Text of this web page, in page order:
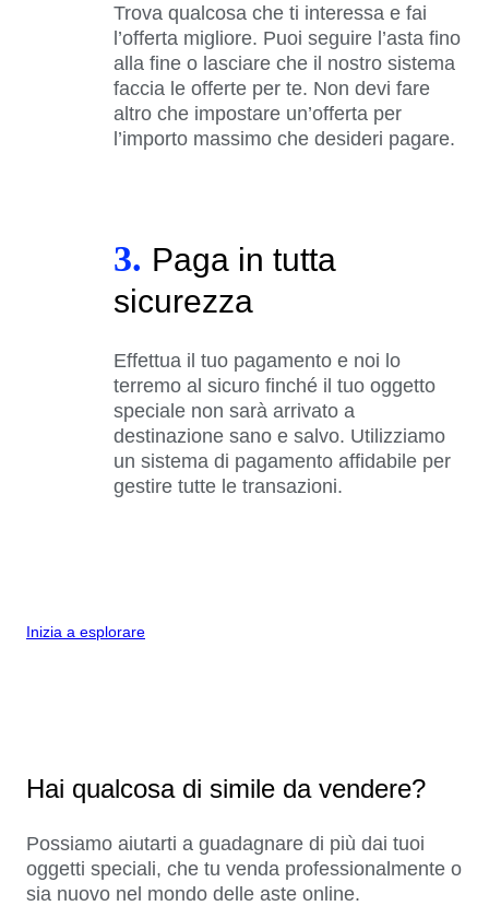
Trova qualcosa che ti interessa e fai
l’offerta migliore. Puoi seguire l’asta fino
alla fine o lasciare che il nostro sistema
faccia le offerte per te. Non devi fare
altro che impostare un’offerta per
l’importo massimo che desideri pagare.
3. Paga in tutta
sicurezza
Effettua il tuo pagamento e noi lo
terremo al sicuro finché il tuo oggetto
speciale non sarà arrivato a
destinazione sano e salvo. Utilizziamo
un sistema di pagamento affidabile per
gestire tutte le transazioni.
Inizia a esplorare
Hai qualcosa di simile da vendere?
Possiamo aiutarti a guadagnare di più dai tuoi
oggetti speciali, che tu venda professionalmente o
sia nuovo nel mondo delle aste online.